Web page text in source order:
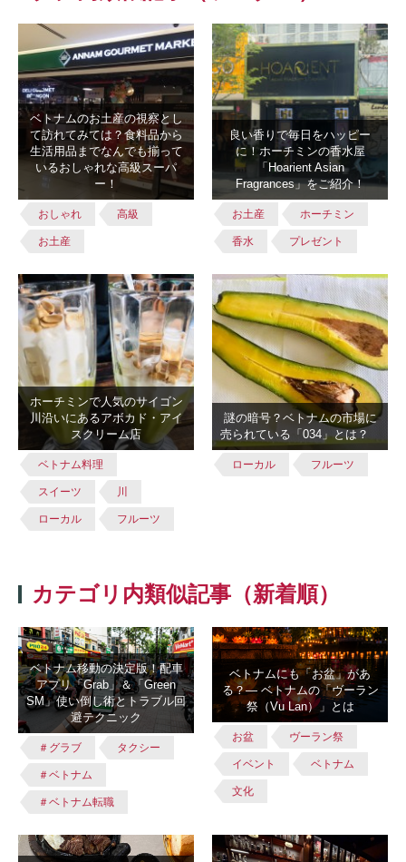
ベトナムのお土産の視察とし
て訪れてみては？食料品から
生活用品までなんでも揃って
いるおしゃれな高級スーパ
ー！
おしゃれ 高級
お土産
良い香りで毎日をハッピー
に！ホーチミンの香水屋
「Hoarient Asian
Fragrances」をご紹介！
お土産 ホーチミン
香水 プレゼント
ホーチミンで人気のサイゴン
川沿いにあるアボカド・アイ
スクリーム店
ベトナム料理
スイーツ 川
ローカル フルーツ
謎の暗号？ベトナムの市場に
売られている「034」とは？
ローカル フルーツ
カテゴリ内類似記事（新着順）
ベトナム移動の決定版！配車
アプリ「Grab」＆「Green
SM」使い倒し術とトラブル回
避テクニック
＃グラブ タクシー
＃ベトナム
＃ベトナム転職
ベトナムにも「お盆」があ
る？― ベトナムの「ヴーラン
祭（Vu Lan）」とは
お盆 ヴーラン祭
イベント ベトナム
文化